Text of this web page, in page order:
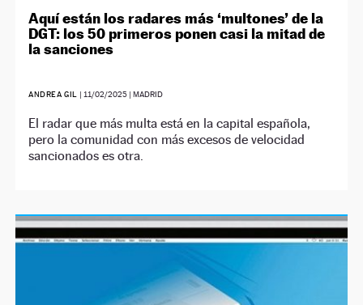
Aquí están los radares más ‘multones’ de la
DGT: los 50 primeros ponen casi la mitad de
la sanciones
ANDREA GIL | 11/02/2025| MADRID
El radar que más multa está en la capital española,
pero la comunidad con más excesos de velocidad
sancionados es otra.